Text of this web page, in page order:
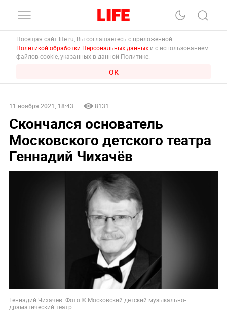
Посещая сайт life.ru, Вы соглашаетесь с приложенной
Политикой обработки Персональных данных и с использованием
файлов cookie, указанных в данной Политике.
ОК
11 ноября 2021, 18:43 8131
Скончался основатель
Московского детского театра
Геннадий Чихачёв
Геннадий Чихачёв. Фото © Московский детский музыкально-
драматический театр